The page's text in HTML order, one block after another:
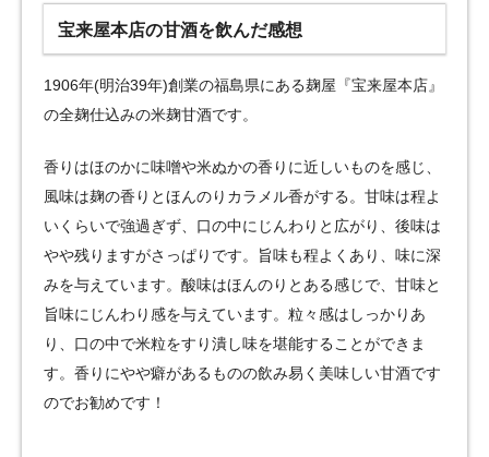
宝来屋本店の甘酒を飲んだ感想
1906年(明治39年)創業の福島県にある麹屋『宝来屋本店』
の全麹仕込みの米麹甘酒です。
香りはほのかに味噌や米ぬかの香りに近しいものを感じ、
風味は麹の香りとほんのりカラメル香がする。甘味は程よ
いくらいで強過ぎず、口の中にじんわりと広がり、後味は
やや残りますがさっぱりです。旨味も程よくあり、味に深
みを与えています。酸味はほんのりとある感じで、甘味と
旨味にじんわり感を与えています。粒々感はしっかりあ
り、口の中で米粒をすり潰し味を堪能することができま
す。香りにやや癖があるものの飲み易く美味しい甘酒です
のでお勧めです！